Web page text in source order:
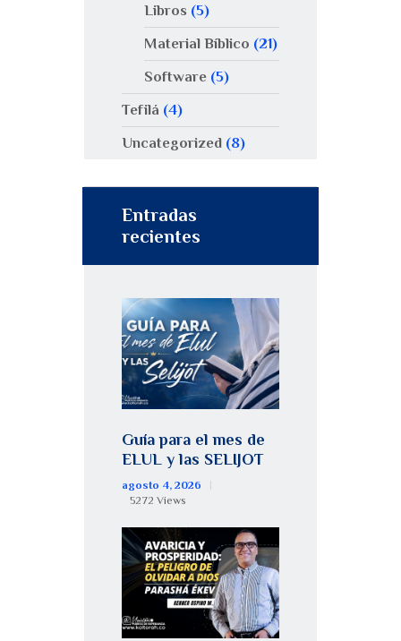
Libros (5)
Material Bíblico (21)
Software(5)
Tefilá (4)
Uncategorized (8)
Entradas
recientes
Guía para el mes de
ELUL y las SELIJOT
agosto 4, 2026
5272 Views